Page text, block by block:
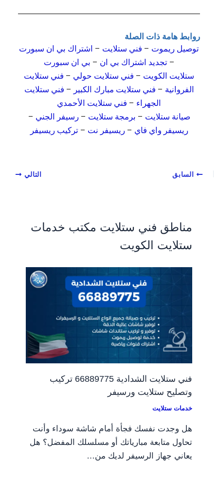
روابط هامة ذات الصلة
توصيل ريموت – فني ستلايت – اشتراك بي ان سبورت
–تجديد اشتراك بي ان – بي ان سبورت
ستلايت الكويت – فني ستلايت حولي – فني ستلايت
الفروانية – فني ستلايت مبارك الكبير – فني ستلايت
الجهراء – فني ستلايت الأحمدي
صيانة ستلايت – برمجة ستلايت –رسيفر الجني –
ريسيفر واي فاي –ريسيفر نت –تركيب ريسيفر
السابق التالي
مناطق فني ستلايت مكتب خدمات
ستلايت الكويت
فني ستلايت الشدادية 66889775 تركيب
وتصليح ستلايت ورسيفر
خدمات ستلايت
هل وجدت نفسك فجأة أمام شاشة سوداء وأنت
تحاول متابعة مبارياتك أو مسلسلك المفضل؟ هل
يعاني جهاز الرسيفر لديك من…